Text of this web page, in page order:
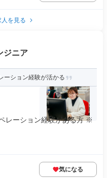
を見る
ジニア
ーション経験が活かる
レーション経験がある方 ※
気になる